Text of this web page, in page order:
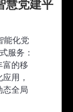
慧党建平
能化党
服务：
富的移
用，
态全局